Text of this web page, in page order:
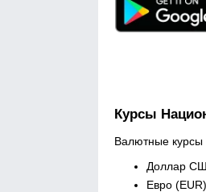
Курсы
Валютные курсы
Доллар
Евро